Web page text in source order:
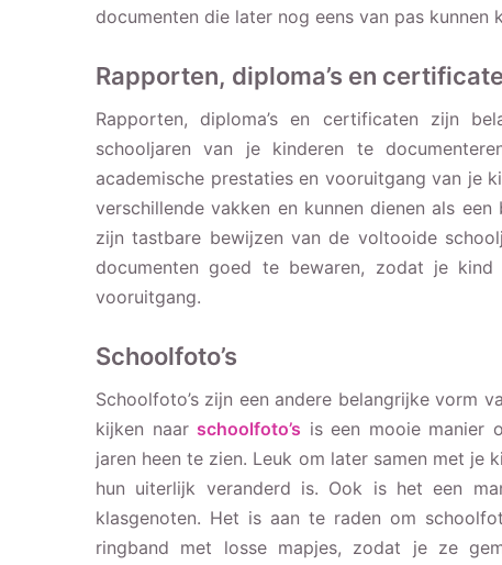
documenten die later nog eens van pas kunnen
Rapporten, diploma’s en
Rapporten, diploma’s en certificaten zijn
schooljaren van je kinderen te
academische prestaties en vooruitgang van je
verschillende vakken en kunnen dienen als
zijn tastbare bewijzen van de voltooide
documenten goed te bewaren, zodat je
vooruitgang.
Schoolfoto’s
Schoolfoto’s zijn een andere belangrijke vorm
kijken naar schoolfoto’s is een mooie manier
jaren heen te zien. Leuk om later samen met je
hun uiterlijk veranderd is. Ook is het een
klasgenoten. Het is aan te raden om
ringband met losse mapjes, zodat je ze